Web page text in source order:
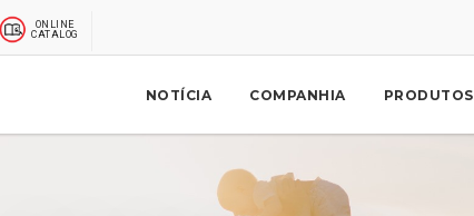
ONLINE
CATALOG
NOTÍCIA COMPANHIA PRODUTOS